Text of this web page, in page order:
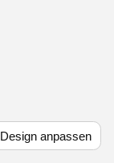
Design anpassen